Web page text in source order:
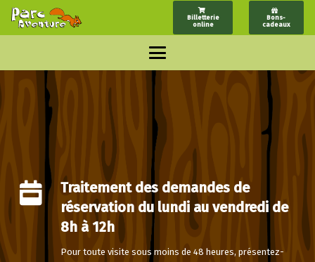
Billetterie
online
Bons-
cadeaux
Traitement des demandes de
réservation du lundi au vendredi de
8h à 12h
Pour toute visite sous moins de 48 heures, présentez-